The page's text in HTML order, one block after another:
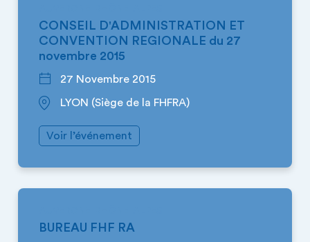
CONSEIL D'ADMINISTRATION ET
CONVENTION REGIONALE du 27
novembre 2015
27 Novembre 2015
LYON (Siège de la FHFRA)
Voir l’événement
BUREAU FHF RA